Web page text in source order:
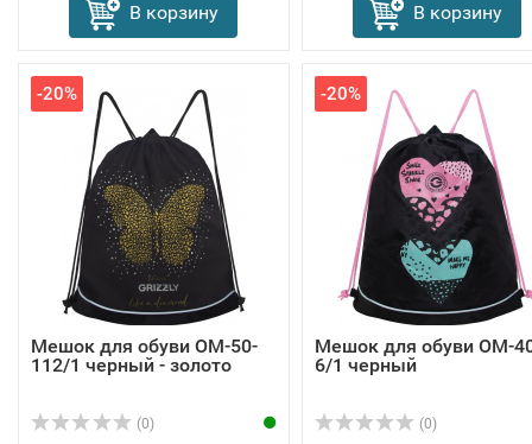
В корзину В корзину
-20%
Мешок для обуви OM-50-
112/1 черный - золото
(0)
-20%
Мешок для обуви OM-
6/1 черный
(0)